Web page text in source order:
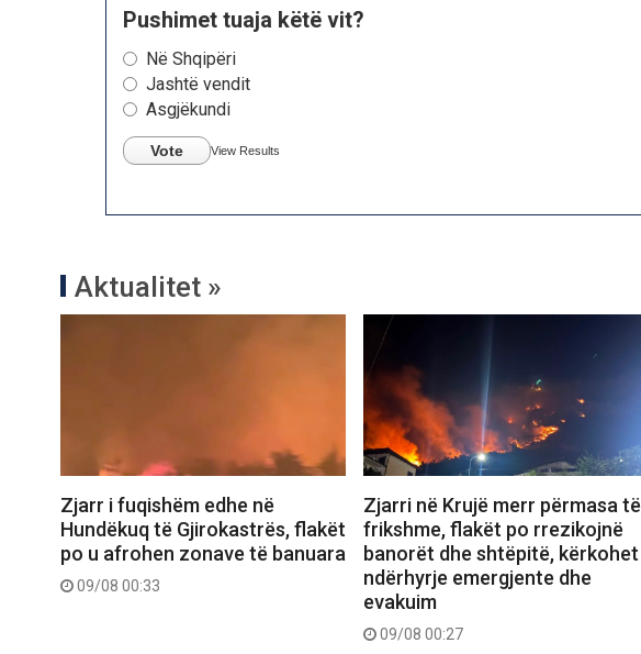
Pushimet tuaja këtë vit?
Në Shqipëri
Jashtë vendit
Asgjëkundi
Vote View Results
Aktualitet »
Zjarr i fuqishëm edhe në
Hundëkuq të Gjirokastrës, flakët
po u afrohen zonave të banuara
09/08 00:33
Zjarri në Krujë merr përmasa të
frikshme, flakët po rrezikojnë
banorët dhe shtëpitë, kërkohet
ndërhyrje emergjente dhe
evakuim
09/08 00:27